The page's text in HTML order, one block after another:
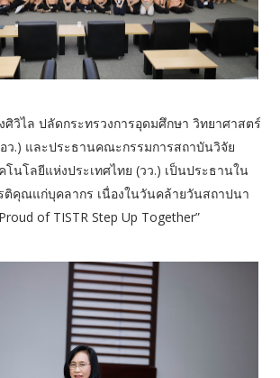
ศิวิไล ปลัดกระทรวงการอุดมศึกษา วิทยาศาสตร์
ว.) และประธานคณะกรรมการสถาบันวิจัย
นโลยีแห่งประเทศไทย (วว.) เป็นประธานใน
ติคุณแก่บุคลากร เนื่องในวันคล้ายวันสถาปนา
of TISTR Step Up Together”